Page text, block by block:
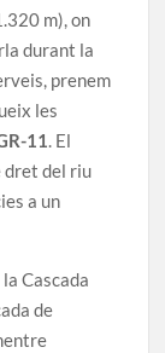
m), on
durant la
prenem
les
11. El
dret del riu
a un
Cascada
de